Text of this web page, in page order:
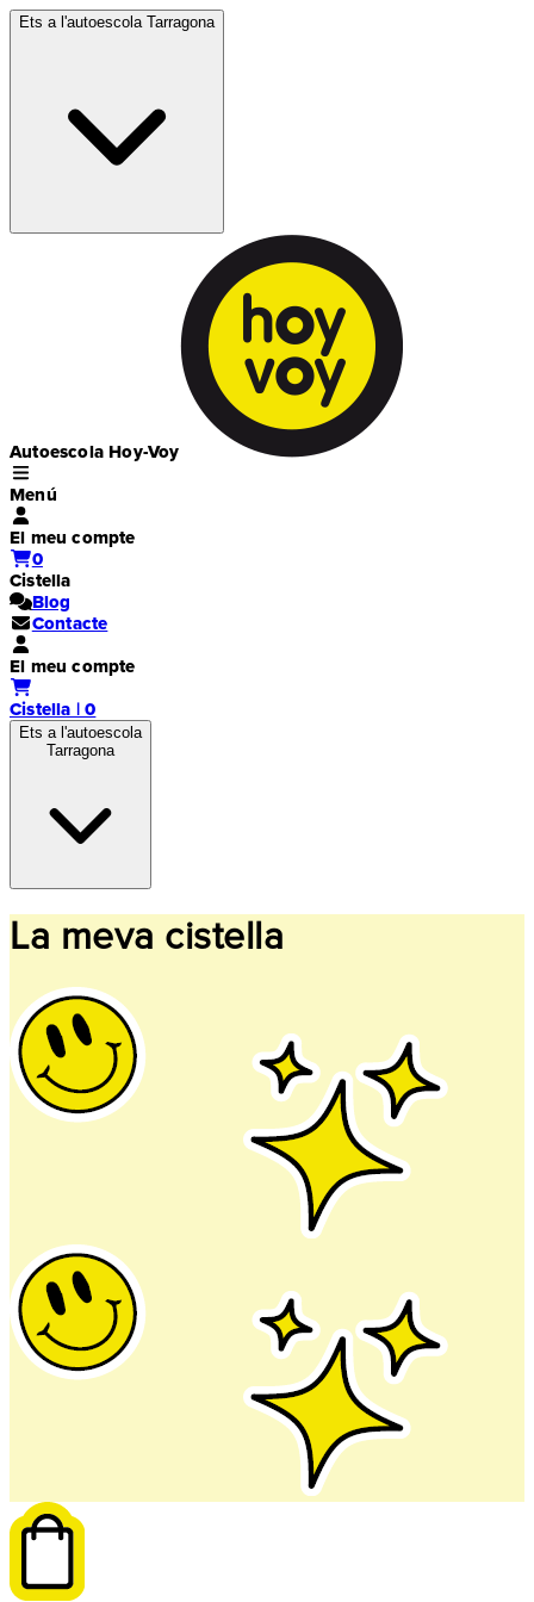
Ets a l'autoescola Tarragona
Autoescola Hoy-Voy
Menú
El meu compte
0
Cistella
Blog
Contacte
El meu compte
Cistella | 0
Ets a l'autoescola
Tarragona
La meva cistella